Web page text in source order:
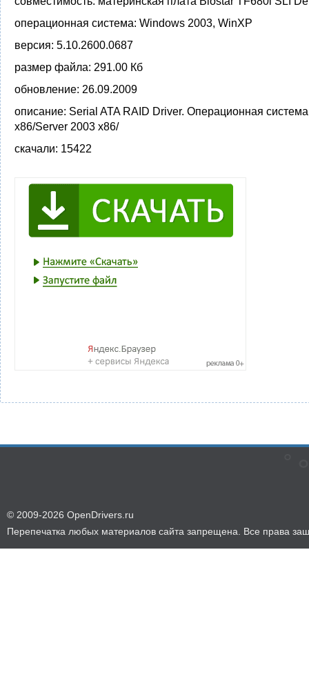
операционная система: Windows 2003, WinXP
версия: 5.10.2600.0687
размер файла: 291.00 Кб
обновление: 26.09.2009
описание: Serial ATA RAID Driver. Операционная
x86/Server 2003 x86/
скачали: 15422
© 2009-2026 OpenDrivers.ru
Перепечатка любых материалов сайта запрещена. Все права